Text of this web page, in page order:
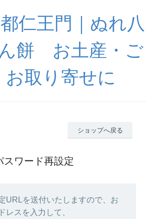
仁王門｜ぬれ八
餅 お土産・ご
お取り寄せに
ショップへ戻る
スワード再設定
URLを送付いたしますので、お
レスを入力して、